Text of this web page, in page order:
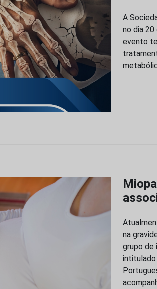
A
no dia 20
evento
na
grupo de
intitulado